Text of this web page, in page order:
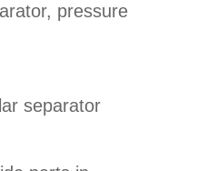
pressure
separator